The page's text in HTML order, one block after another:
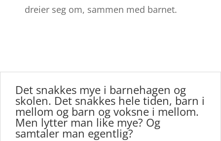
dreier seg om, sammen med barnet.
Det snakkes mye i barnehagen og
skolen. Det snakkes hele tiden, barn i
mellom og barn og voksne i mellom.
Men lytter man like mye? Og
samtaler man egentlig?